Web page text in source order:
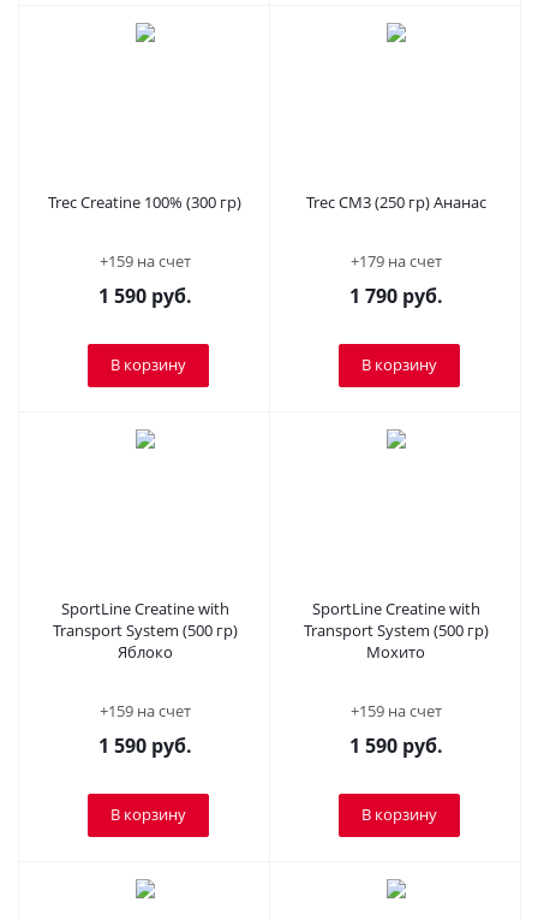
Trec Creatine 100% (300 гр)
+159 на счет
1 590руб.
В корзину
Trec CM3 (250 гр) Ананас
+179 на счет
1 790руб.
В корзину
SportLine Creatine with
Transport System (500 гр)
Яблоко
+159 на счет
1 590руб.
В корзину
SportLine Creatine with
Transport System (500 гр)
Мохито
+159 на счет
1 590руб.
В корзину